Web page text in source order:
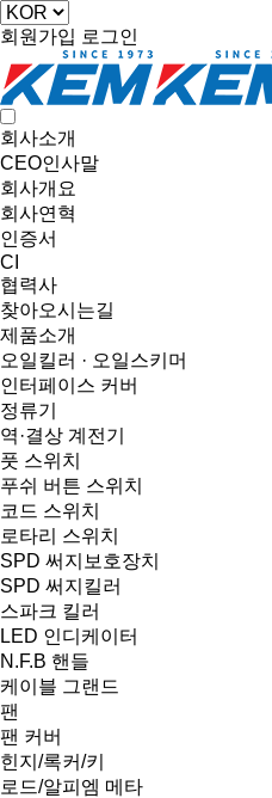
회원가입 로그인
회사소개
CEO인사말
회사개요
회사연혁
인증서
CI
협력사
찾아오시는길
제품소개
오일킬러 · 오일스키머
인터페이스 커버
정류기
역·결상 계전기
풋 스위치
푸쉬 버튼 스위치
코드 스위치
로타리 스위치
SPD 써지보호장치
SPD 써지킬러
스파크 킬러
LED 인디케이터
N.F.B 핸들
케이블 그랜드
팬
팬 커버
힌지/록커/키
로드/알피엠 메타